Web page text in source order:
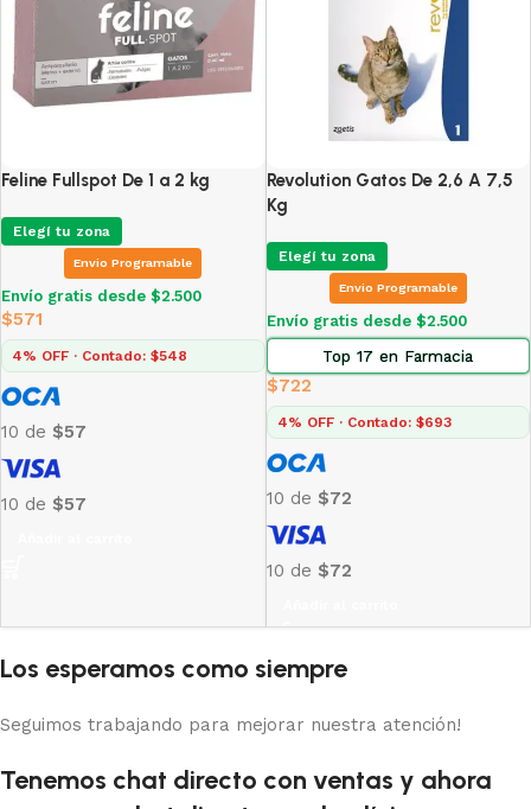
Feline Fullspot De 1 a 2 kg
Elegí tu zona
Envio Programable
Envío gratis desde $2.500
$571
4% OFF · Contado: $548
10 de $57
10 de $57
Revolution Gatos De 2,6 A 7,5
Kg
Elegí tu zona
Envio Programable
Envío gratis desde $2.500
Top 17 en Farmacia
$722
4% OFF · Contado: $693
10 de $72
10 de $72
Los esperamos como siempre
Seguimos trabajando para mejorar nuestra atención!
Tenemos chat directo con ventas y ahora